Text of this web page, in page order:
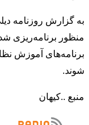
به گزارش روزنامه
منظور برنامه‌ریزی
برنامه‌های آموزش
شوند.
منبع ..کیهان